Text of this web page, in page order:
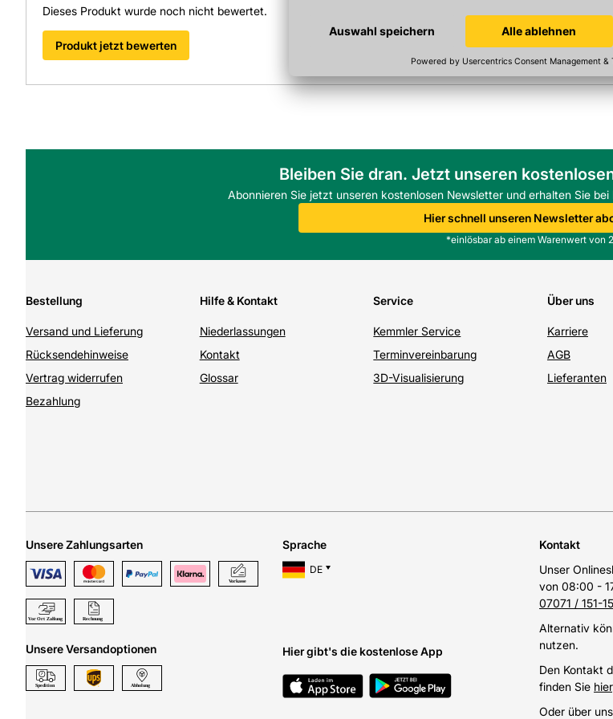
Kann die Atemwege reizen.
Dieses Produkt wurde noch nicht bewertet.
Produkt jetzt bewerten
Bleiben Sie dran. Jetzt unseren
Abonnieren Sie jetzt unseren kostenlosen Newsletter und erhalten Sie
Hier schnell unseren Newsletter
*einlösbar ab einem Warenwert von
Bestellung
Versand und Lieferung
Rücksendehinweise
Vertrag widerrufen
Bezahlung
Hilfe & Kontakt
Niederlassungen
Kontakt
Glossar
Service
Kemmler Service
Terminvereinbarung
3D-Visualisierung
Über uns
Karriere
AGB
Lieferanten
Unsere Zahlungsarten
Unsere Versandoptionen
Sprache
DE
Hier gibt's die kostenlose App
Kontakt
Unser
von 08:00 -
07071 / 151-
Alternativ
nutzen.
Den Kontakt
finden Sie hier
Oder über